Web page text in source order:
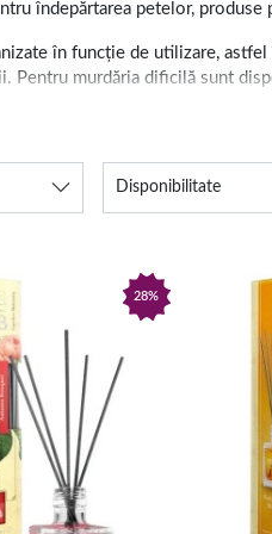
îndepărtarea petelor,
în funcție de utilizare,
Pentru murdăria dificilă sunt
odorizante
sunt disponibile detergenți
de spălat vase, degresanți,
rezervele parfumate și
precum Ariel, Lenor,
folosit conform instrucțiunilor
un loc sigur, ferit de accesul
Disponibilitate
28%